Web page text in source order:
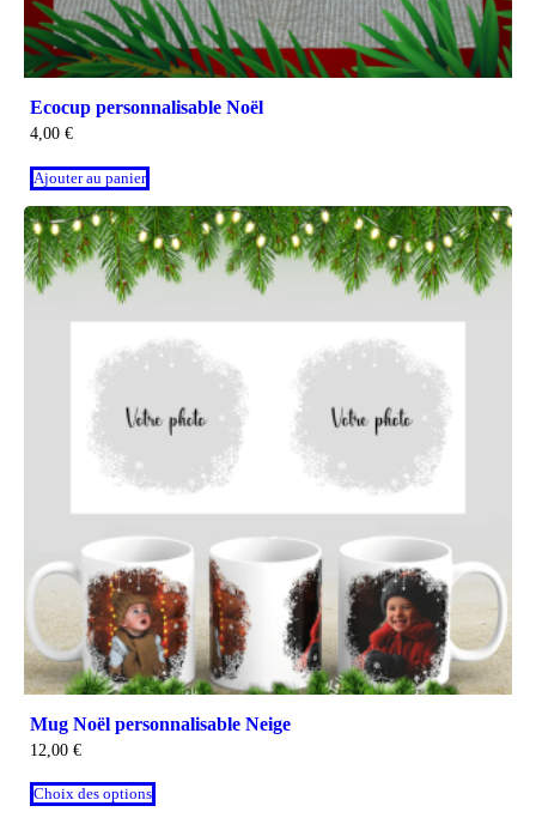
Ecocup personnalisable Noël
4,00 €
Ajouter au panier
Mug Noël personnalisable Neige
12,00 €
Choix des options